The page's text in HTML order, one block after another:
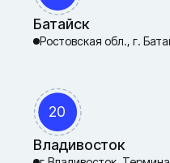
Батайск
Ростовская обл., г.
20
Владивосток